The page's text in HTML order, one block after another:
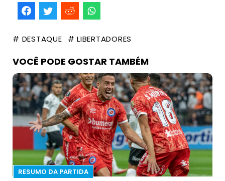
# DESTAQUE # LIBERTADORES
VOCÊ PODE GOSTAR TAMBÉM
RESUMO DA PARTIDA